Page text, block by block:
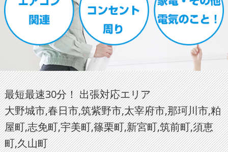
最短最速30分！ 出張対応エリア
大野城市,春日市,筑紫野市,太宰府市,那珂川市,粕
屋町,志免町,宇美町,篠栗町,新宮町,筑前町,須恵
町,久山町